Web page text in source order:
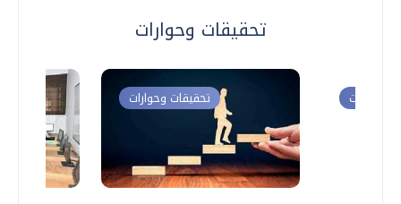
تحقيقات وحوارات
تحقيقات وحوارات وحوارات